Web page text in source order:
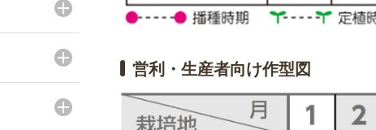
営利・生産者向け作型図